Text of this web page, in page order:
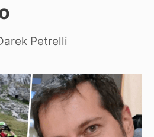
Petrelli